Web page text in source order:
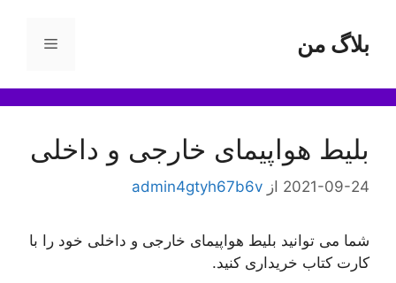
محتوابلاگ من فهرست
بلیط هواپیمای خارجی و داخلی
2021-09-24 از admin4gtyh67b6v
شما می توانید بلیط هواپیمای خارجی و داخلی خود را با
کارت کتاب خریداری کنید.